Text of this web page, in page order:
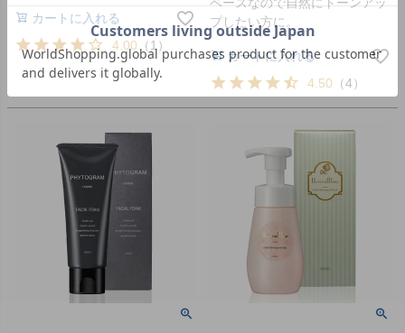
カートに入れる
4.00 （1 ）
プしたい方に。
カートに入れる
4.50 （4）